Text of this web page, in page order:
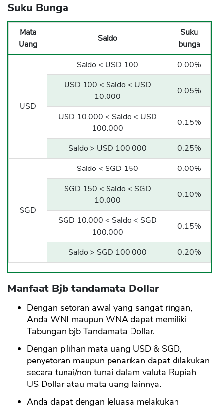
Suku Bunga
Mata
Uang
Saldo
Suku
bunga
USD
Saldo < USD 100
0.00%
USD 100 < Saldo < USD
10.000
0.05%
USD 10.000 < Saldo < USD
100.000
0.15%
Saldo > USD 100.000 0.25%
SGD
Saldo < SGD 150
0.00%
SGD 150 < Saldo < SGD
10.000
0.10%
SGD 10.000 < Saldo < SGD
100.000
0.15%
Saldo > SGD 100.000 0.20%
Manfaat Bjb tandamata Dollar
Dengan setoran awal yang sangat ringan,
Anda WNI maupun WNA dapat memiliki
Tabungan bjb Tandamata Dollar.
Dengan pilihan mata uang USD & SGD,
penyetoran maupun penarikan dapat dilakukan
secara tunai/non tunai dalam valuta Rupiah,
US Dollar atau mata uang lainnya.
Anda dapat dengan leluasa melakukan